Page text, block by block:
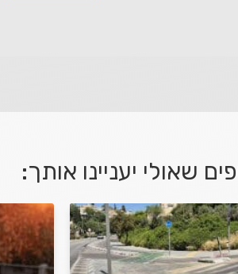
דיוור במייל ושימוש בפרטים
הפרטיות
שאולי יעניינו אותך: